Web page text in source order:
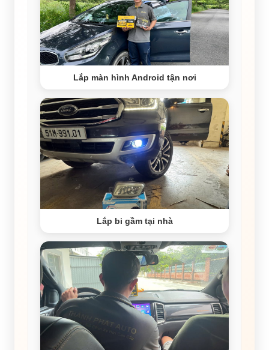
Lắp màn hình Android tận nơi
Lắp bi gầm tại nhà